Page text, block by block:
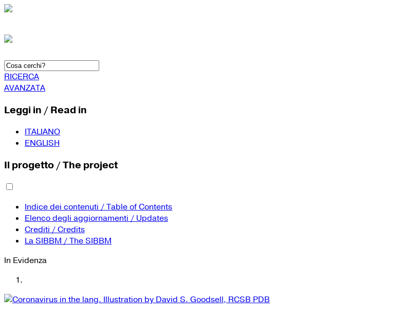
RICERCA
AVANZATA
Leggi in / Read in
ITALIANO
ENGLISH
Il progetto / The project
Indice dei contenuti / Table of Contents
Elenco degli aggiornamenti / Updates
Crediti / Credits
La SIBBM / The SIBBM
In Evidenza